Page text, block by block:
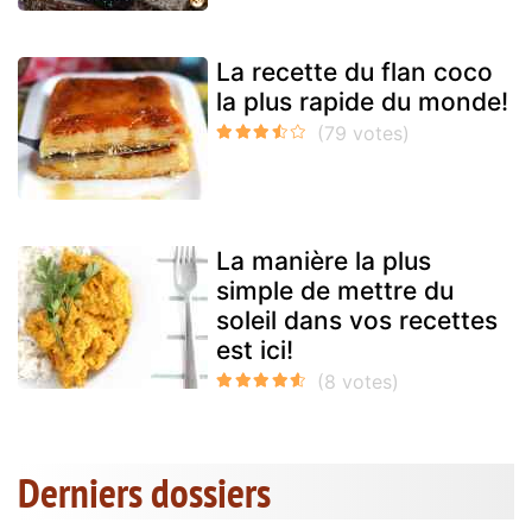
La recette du flan coco
la plus rapide du monde!
La manière la plus
simple de mettre du
soleil dans vos recettes
est ici!
Derniers dossiers